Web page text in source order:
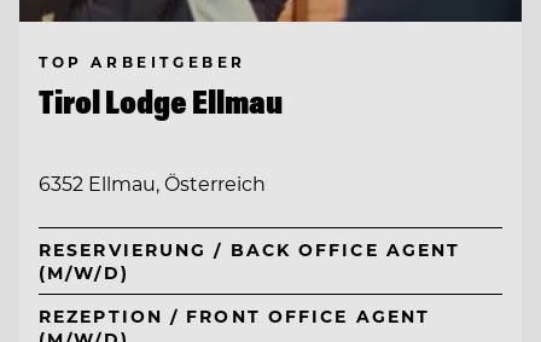
TOP ARBEITGEBER
Tirol Lodge Ellmau
6352 Ellmau, Österreich
RESERVIERUNG / BACK OFFICE AGENT
(M/W/D)
REZEPTION / FRONT OFFICE AGENT